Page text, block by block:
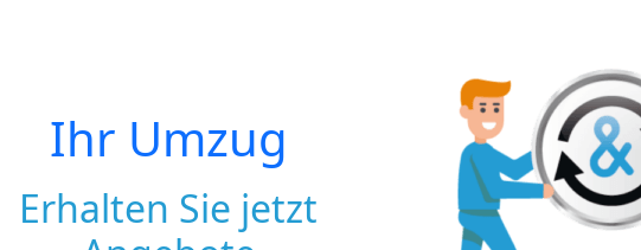
Ihr Umzug
Erhalten Sie jetzt